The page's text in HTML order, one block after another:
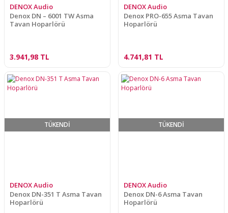
DENOX Audio
Denox DN – 6001 TW Asma
Tavan Hoparlörü
3.941,98 TL
DENOX Audio
Denox PRO-655 Asma Tavan
Hoparlörü
4.741,81 TL
TÜKENDİ
DENOX Audio
Denox DN-351 T Asma Tavan
Hoparlörü
TÜKENDİ
DENOX Audio
Denox DN-6 Asma Tavan
Hoparlörü